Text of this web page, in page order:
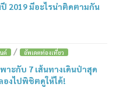
2019 มีอะไรน่าติดตามกัน
ด์ / อัพเดตท่องเที่ยว
าะกับ 7 เส้นทางเดินป่าสุด
งไปพิชิตดูให้ได้!